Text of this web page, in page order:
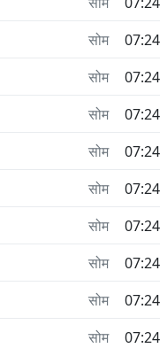
सोम
07:24
सोम
07:24
सोम
07:24
सोम
07:24
सोम
07:24
सोम
07:24
सोम
07:24
सोम
07:24
सोम
07:24